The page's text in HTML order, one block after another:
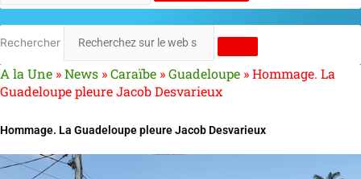
Rechercher
A la Une »News »Caraïbe »Guadeloupe »Hommage. La
Guadeloupe pleure Jacob Desvarieux
Hommage. La Guadeloupe pleure Jacob Desvarieux